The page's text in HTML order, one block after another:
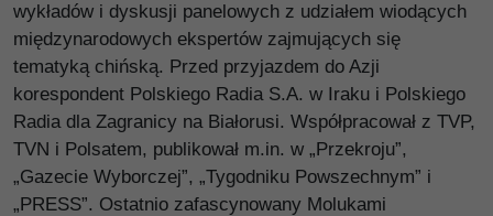
wykładów i dyskusji panelowych z udziałem wiodących
międzynarodowych ekspertów zajmujących się
tematyką chińską. Przed przyjazdem do Azji
korespondent Polskiego Radia S.A. w Iraku i Polskiego
Radia dla Zagranicy na Białorusi. Współpracował z TVP,
TVN i Polsatem, publikował m.in. w „Przekroju”,
„Gazecie Wyborczej”, „Tygodniku Powszechnym” i
„PRESS”. Ostatnio zafascynowany Molukami